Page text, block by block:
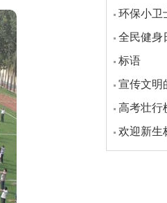
环保小卫
全民健身
词标语
宣传文明
高考壮行
欢迎新生